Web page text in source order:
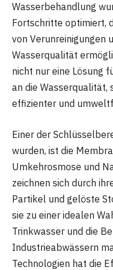
Wasserbehandlung
Fortschritte optimiert,
von Verunreinigungen
Wasserqualität
nicht nur eine Lösung
an die Wasserqualität,
effizienter und
Einer der
wurden, ist die
Umkehrosmose und
zeichnen sich durch
Partikel und gelöste
sie zu einer idealen
Trinkwasser und die
Industrieabwässern
Technologien hat die